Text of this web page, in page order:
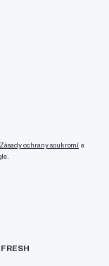
Zásady ochrany soukromí a